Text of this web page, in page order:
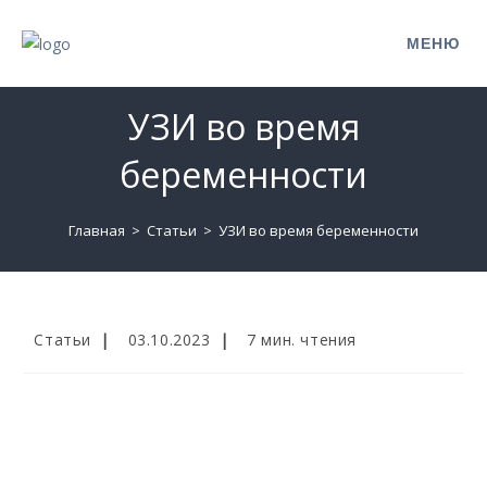
МЕНЮ
УЗИ во время
беременности
Главная > Статьи > УЗИ во время беременности
Статьи 03.10.2023 7 мин. чтения